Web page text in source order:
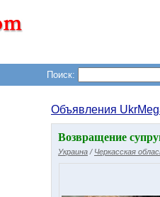
Поиск:
Объявления
Возвращение
Украина / Черкасская